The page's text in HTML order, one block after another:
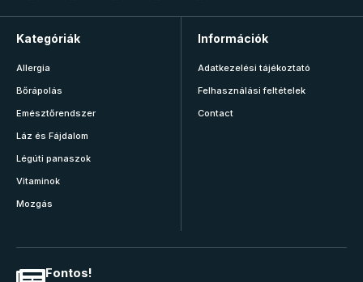
Kategóriák
Allergia
Bőrápolás
Emésztőrendszer
Láz és Fájdalom
Légúti panaszok
Vitaminok
Mozgás
Információk
Adatkezelési tájékoztató
Felhasználási feltételek
Contact
Fontos!